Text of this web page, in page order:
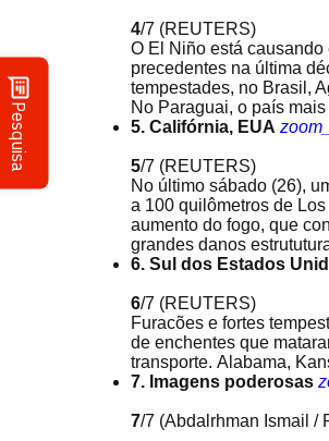
Pesquisa
4/7 (REUTERS)
O El Niño está
precedentes na última
tempestades, no Brasil,
No Paraguai, o país
5. Califórnia, EUA
5/7 (REUTERS)
No último sábado (26),
a 100 quilômetros de
aumento do fogo, que
grandes danos
6. Sul dos Estados
6/7 (REUTERS)
Furacões e fortes
de enchentes que
transporte. Alabama,
7. Imagens poderosas
7/7 (Abdalrhman Ismail /